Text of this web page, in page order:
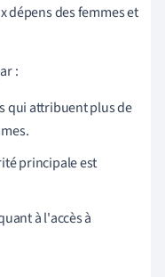
dépens des femmes et
:
qui attribuent plus de
principale est
à l'accès à